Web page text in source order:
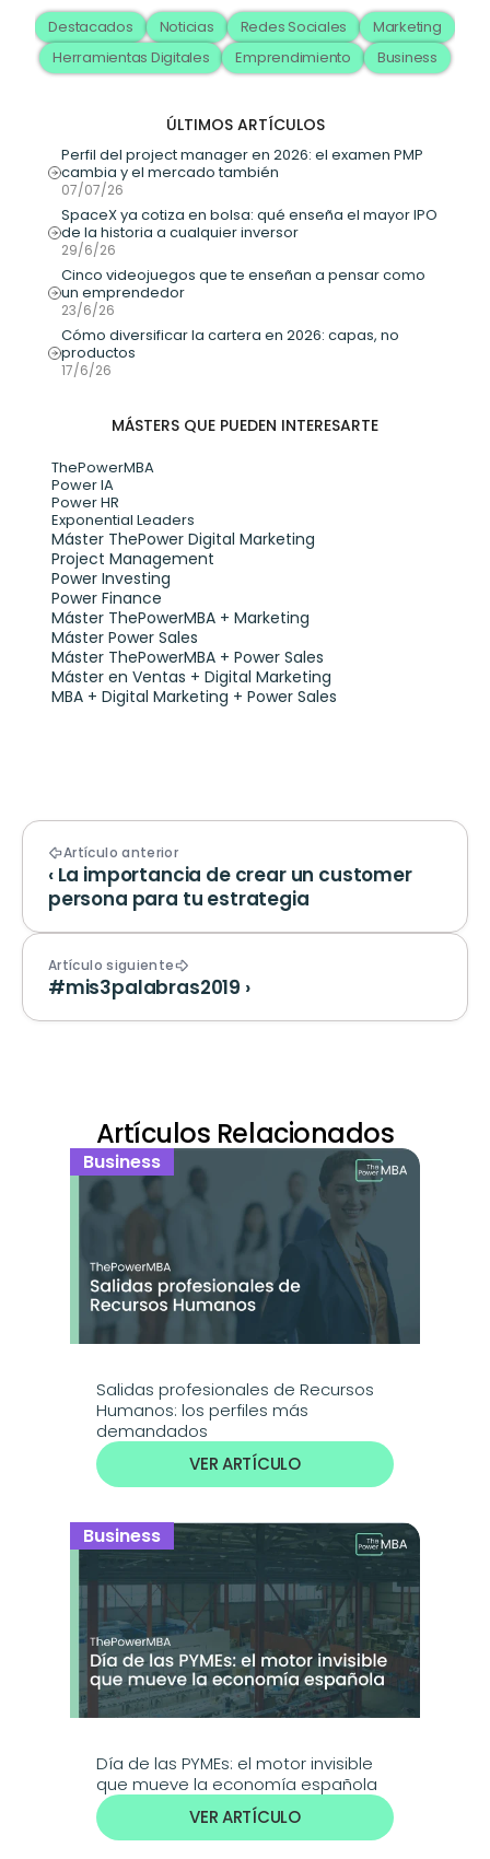
Destacados Noticias Redes Sociales
Marketing
Herramientas Digitales
Emprendimiento Business
ÚLTIMOS ARTÍCULOS
Perfil del project manager en 2026: el examen PMP
cambia y el mercado también
07/07/26
SpaceX ya cotiza en bolsa: qué enseña el mayor IPO
de la historia a cualquier inversor
29/6/26
Cinco videojuegos que te enseñan a pensar como
un emprendedor
23/6/26
Cómo diversificar la cartera en 2026: capas, no
productos
17/6/26
MÁSTERS QUE PUEDEN INTERESARTE
ThePowerMBA
Power IA
Power HR
Exponential Leaders
Máster ThePower Digital Marketing
Project Management
Power Investing
Power Finance
Máster ThePowerMBA + Marketing
Máster Power Sales
Máster ThePowerMBA + Power Sales
Máster en Ventas + Digital Marketing
MBA + Digital Marketing + Power Sales
Artículo anterior
‹ La importancia de crear un customer
persona para tu estrategia
Artículo siguiente
#mis3palabras2019 ›
Artículos Relacionados
Business
Salidas profesionales de Recursos
Humanos: los perfiles más
demandados
VER ARTÍCULO
Business
Día de las PYMEs: el motor invisible
que mueve la economía española
VER ARTÍCULO